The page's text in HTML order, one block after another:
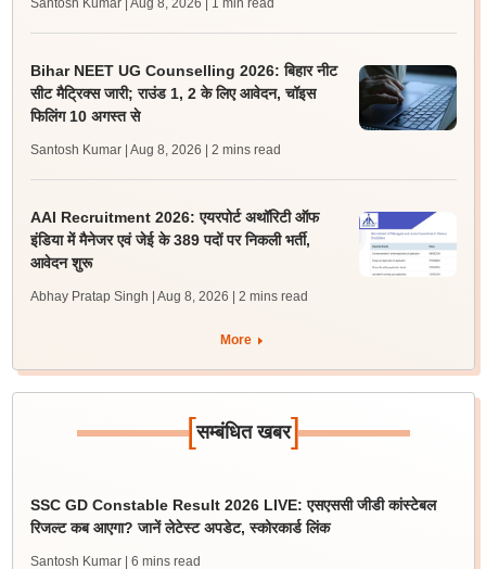
Santosh Kumar | Aug 8, 2026 | 1 min read
Bihar NEET UG Counselling 2026: बिहार नीट
सीट मैट्रिक्स जारी; राउंड 1, 2 के लिए आवेदन, चॉइस
फिलिंग 10 अगस्त से
Santosh Kumar | Aug 8, 2026 | 2 mins read
AAI Recruitment 2026: एयरपोर्ट अथॉरिटी ऑफ
इंडिया में मैनेजर एवं जेई के 389 पदों पर निकली भर्ती,
आवेदन शुरू
Abhay Pratap Singh | Aug 8, 2026 | 2 mins read
More
[सम्बंधित खबर]
SSC GD Constable Result 2026 LIVE: एसएससी जीडी कांस्टेबल
रिजल्ट कब आएगा? जानें लेटेस्ट अपडेट, स्कोरकार्ड लिंक
Santosh Kumar | 6 mins read